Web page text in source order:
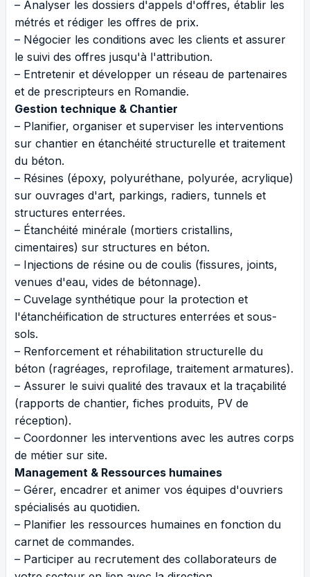
– Analyser les dossiers d'appels d'offres, établir les
métrés et rédiger les offres de prix.
– Négocier les conditions avec les clients et assurer
le suivi des offres jusqu'à l'attribution.
– Entretenir et développer un réseau de partenaires
et de prescripteurs en Romandie.
Gestion technique & Chantier
– Planifier, organiser et superviser les interventions
sur chantier en étanchéité structurelle et traitement
du béton.
– Résines (époxy, polyuréthane, polyurée, acrylique)
sur ouvrages d'art, parkings, radiers, tunnels et
structures enterrées.
– Étanchéité minérale (mortiers cristallins,
cimentaires) sur structures en béton.
– Injections de résine ou de coulis (fissures, joints,
venues d'eau, vides de bétonnage).
– Cuvelage synthétique pour la protection et
l'étanchéification de structures enterrées et sous-
sols.
– Renforcement et réhabilitation structurelle du
béton (ragréages, reprofilage, traitement armatures).
– Assurer le suivi qualité des travaux et la traçabilité
(rapports de chantier, fiches produits, PV de
réception).
– Coordonner les interventions avec les autres corps
de métier sur site.
Management & Ressources humaines
– Gérer, encadrer et animer vos équipes d'ouvriers
spécialisés au quotidien.
– Planifier les ressources humaines en fonction du
carnet de commandes.
– Participer au recrutement des collaborateurs de